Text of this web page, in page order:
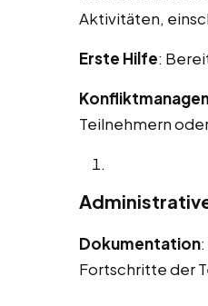
Aktivitäten,
Erste Hilfe:
Teilnehmern
Dokumentation
Fortschritte der